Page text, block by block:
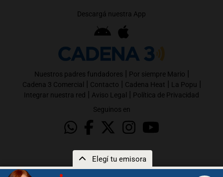
Elegí tu emisora
Descargá nuestra App
Nuestros padres fundadores | Por siempre Mario |
Cadena 3 Comercial | Contacto | Cadena Heat | La Popu |
Integrar nuestra red | Aviso Legal | Política de Privacidad
Seguinos en